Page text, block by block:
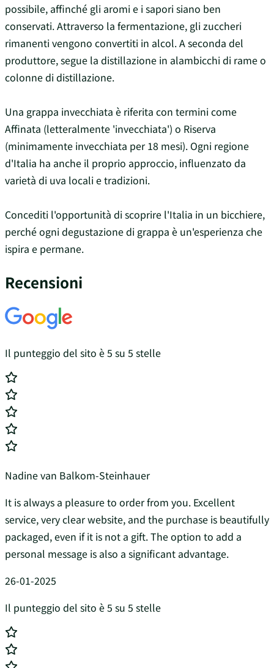
possibile, affinché gli aromi e i sapori siano ben
conservati. Attraverso la fermentazione, gli zuccheri
rimanenti vengono convertiti in alcol. A seconda del
produttore, segue la distillazione in alambicchi di rame o
colonne di distillazione.
Una grappa invecchiata è riferita con termini come
Affinata (letteralmente 'invecchiata') o Riserva
(minimamente invecchiata per 18 mesi). Ogni regione
d'Italia ha anche il proprio approccio, influenzato da
varietà di uva locali e tradizioni.
Concediti l'opportunità di scoprire l'Italia in un bicchiere,
perché ogni degustazione di grappa è un'esperienza che
ispira e permane.
Recensioni
Il punteggio del sito è 5 su 5 stelle
Nadine van Balkom-Steinhauer
It is always a pleasure to order from you. Excellent
service, very clear website, and the purchase is beautifully
packaged, even if it is not a gift. The option to add a
personal message is also a significant advantage.
26-01-2025
Il punteggio del sito è 5 su 5 stelle